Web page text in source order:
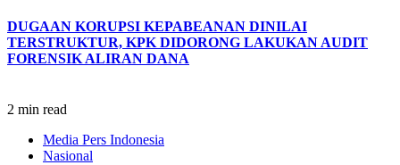
DUGAAN KORUPSI KEPABEANAN DINILAI
TERSTRUKTUR, KPK DIDORONG LAKUKAN AUDIT
FORENSIK ALIRAN DANA
2 min read
Media Pers Indonesia
Nasional